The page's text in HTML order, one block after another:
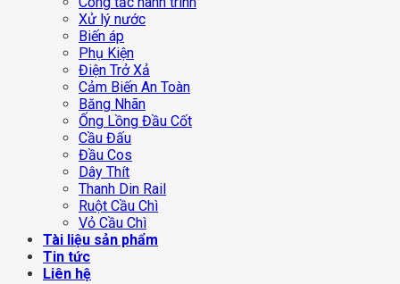
Xử lý nước
Biến áp
Phụ Kiện
Điện Trở Xả
Cảm Biến An Toàn
Băng Nhãn
Ống Lồng Đầu Cốt
Cầu Đấu
Đầu Cos
Dây Thít
Thanh Din Rail
Ruột Cầu Chì
Vỏ Cầu Chì
Tài liệu sản phẩm
Tin tức
Liên hệ